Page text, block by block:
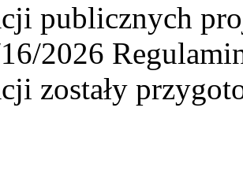
publicznych
2026
zostały